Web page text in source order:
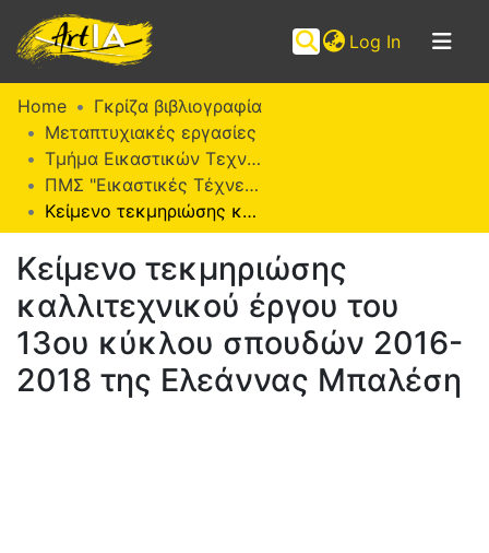
Log In (current)
Communities
Collections
Browse ArtIA
Statistics
Home
Γκρίζα βιβλιογραφία
Μεταπτυχιακές εργασίες
Τμήμα Εικαστικών Τεχνών
ΠΜΣ "Εικαστικές Τέχνες" (ΜΕΤ)
Κείμενο τεκμηριώσης καλλιτεχνικού έργου του 13ου κύκλου σπουδών 2016-2018 της Ελεάννας Μπαλέση
Κείμενο τεκμηριώσης
καλλιτεχνικού έργου του
13ου κύκλου σπουδών 2016-
2018 της Ελεάννας Μπαλέση